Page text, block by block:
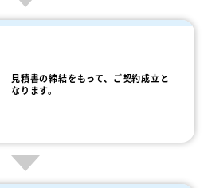
見積書の締結をもって、ご契約成立と
なります。